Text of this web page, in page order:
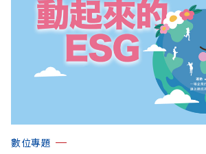
數位專題